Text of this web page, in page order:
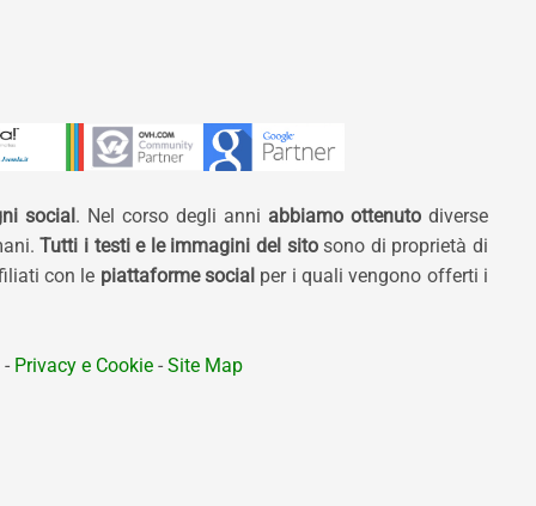
social. Nel corso degli anni abbiamo ottenuto diverse
Tutti i testi e le immagini del sitosono di proprietà di
con le piattaforme social per i quali vengono offerti i
- Privacy e Cookie- Site Map